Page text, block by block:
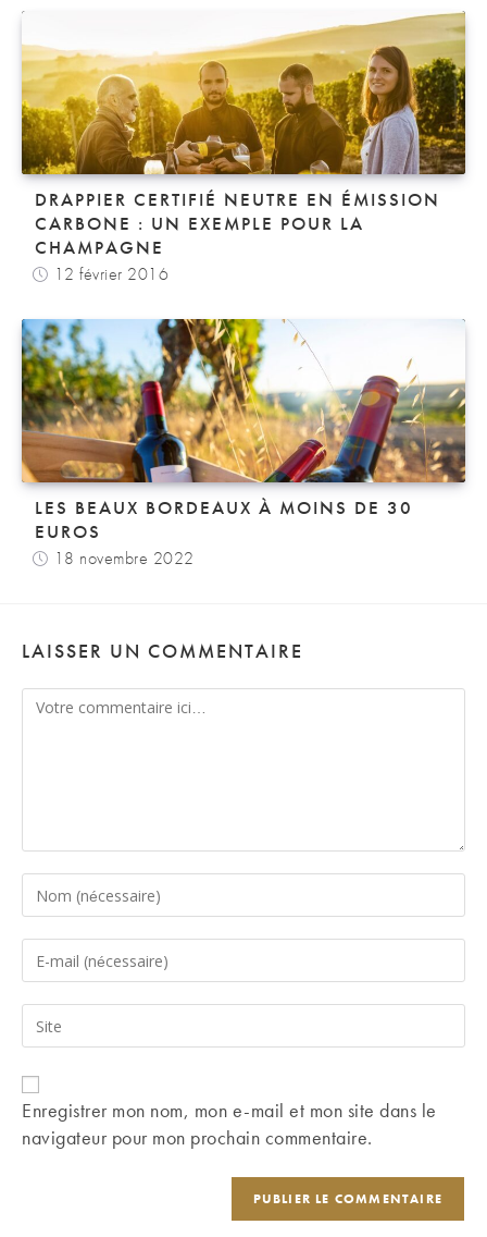
DRAPPIER CERTIFIÉ NEUTRE EN ÉMISSION
CARBONE : UN EXEMPLE POUR LA
CHAMPAGNE
12 février 2016
LES BEAUX BORDEAUX À MOINS DE 30
EUROS
18 novembre 2022
LAISSER UN COMMENTAIRE
Comment
Enter
your
name
comment
Enter
your
email
address
comment
Saisir
l’URL
de
votre
(facultatif)
Enregistrer mon nom, mon e-mail et mon site dans le
navigateur pour mon prochain commentaire.